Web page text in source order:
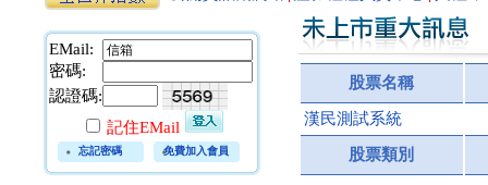
EMail:
密碼:
認證碼:
記住EMail
忘記密碼 免費加入會員
股票名稱
漢民測試系統
股票類別